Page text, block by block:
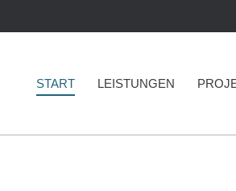
START LEISTUNGEN